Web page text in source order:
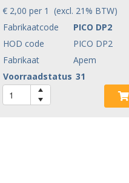
€ 2,00 per 1 (excl. 21% BTW)
Fabrikaatcode
PICO DP2
HOD code
PICO DP2
Fabrikaat
Apem
Voorraadstatus 31